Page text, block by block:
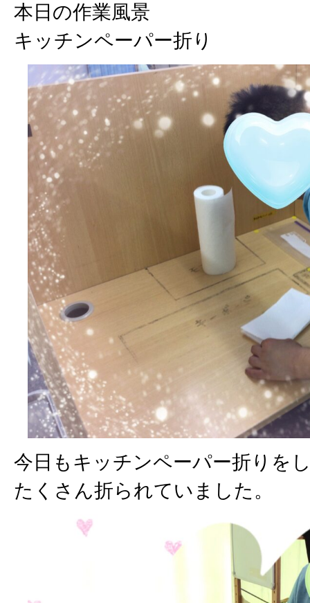
本日の作業風景
キッチンペーパー折り
今日もキッチンペーパー折りを
たくさん折られていました。